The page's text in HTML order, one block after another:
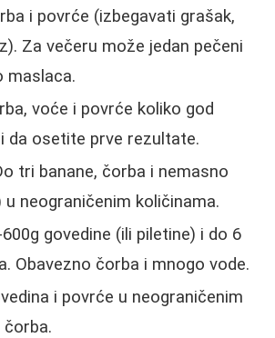
i povrće (izbegavati grašak,
Za večeru može jedan pečeni
maslaca.
voće i povrće koliko god
da osetite prve rezultate.
tri banane, čorba i nemasno
neograničenim količinama.
600g govedine (ili piletine) i do 6
Obavezno čorba i mnogo vode.
i povrće u neograničenim
čorba.